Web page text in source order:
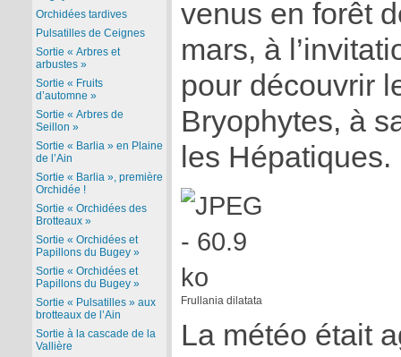
venus en forêt
mars, à
pour découvrir
Bryophytes, à
les Hépatiques.
Frullania dilatata
La météo était
Orchidées tardives
Pulsatilles de Ceignes
Sortie « Arbres et
arbustes »
Sortie « Fruits
d’automne »
Sortie « Arbres de
Seillon »
Sortie « Barlia » en Plaine
de l’Ain
Sortie « Barlia », première
Orchidée !
Sortie « Orchidées des
Brotteaux »
Sortie « Orchidées et
Papillons du Bugey »
Sortie « Orchidées et
Papillons du Bugey »
Sortie « Pulsatilles » aux
brotteaux de l’Ain
Sortie à la cascade de la
Vallière